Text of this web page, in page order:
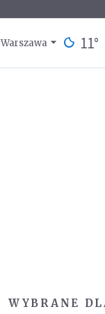
Warszawa 11°
WYBRANE